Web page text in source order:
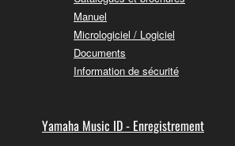
Manuel
Micrologiciel / Logiciel
Documents
Information de sécurité
Yamaha Music ID - Enregistrement